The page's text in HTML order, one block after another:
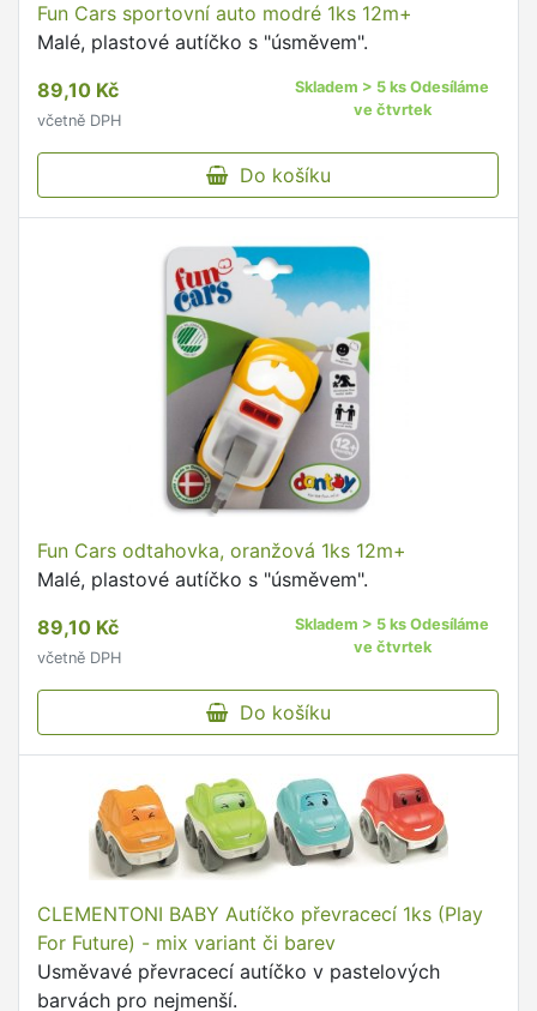
Fun Cars sportovní auto modré 1ks 12m+
Malé, plastové autíčko s "úsměvem".
89,10 Kč
včetně DPH
Skladem > 5 ks Odesíláme
ve čtvrtek
Do košíku
Fun Cars odtahovka, oranžová 1ks 12m+
Malé, plastové autíčko s "úsměvem".
89,10 Kč
včetně DPH
Skladem > 5 ks Odesíláme
ve čtvrtek
Do košíku
CLEMENTONI BABY Autíčko převracecí 1ks (Play
For Future) - mix variant či barev
Usměvavé převracecí autíčko v pastelových
barvách pro nejmenší.